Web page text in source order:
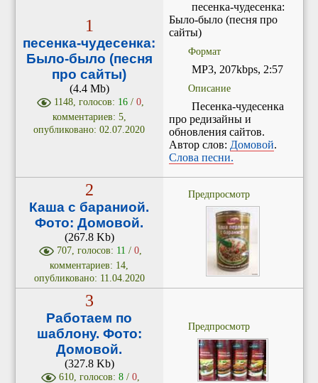
1
песенка-чудесенка:
Было-было (песня
про сайты)
(4.4 Mb)
1148, голосов: 16 /0
комментариев: 5,
опубликовано: 02.07.2020
песенка-чудесенка:
Было-было (песня про
сайты)
Формат
MP3, 207kbps, 2:57
Описание
Песенка-чудесенка
про редизайны и
обновления сайтов.
Автор слов: Домовой.
Слова песни.
2
Каша с бараниой.
Фото: Домовой.
(267.8 Kb)
707, голосов: 11 / 0,
комментариев: 14,
опубликовано: 11.04.2020
Предпросмотр
3
Работаем по
шаблону. Фото:
Домовой.
(327.8 Kb)
610, голосов: 8/ 0,
Предпросмотр